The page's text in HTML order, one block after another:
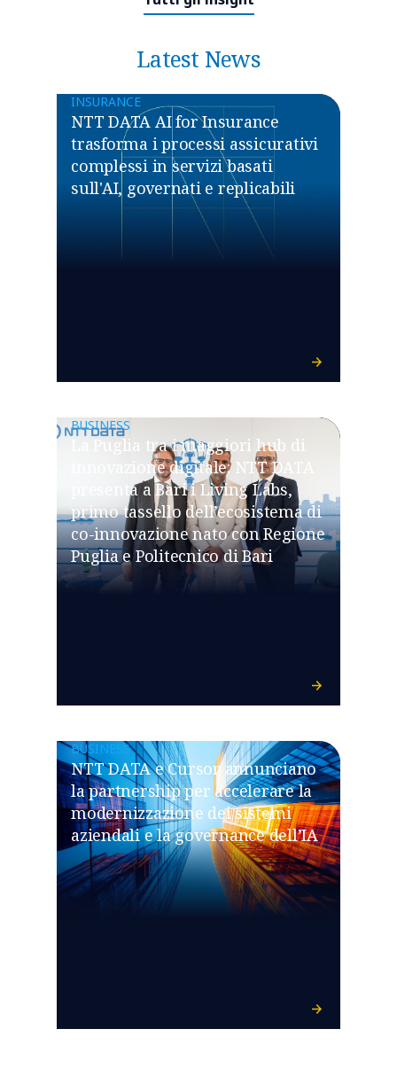
Latest News
INSURANCE
NTT DATA AI for Insurance
trasforma i processi assicurativi
complessi in servizi basati
sull'AI, governati e replicabili
BUSINESS
La Puglia tra i maggiori hub di
innovazione digitale: NTT DATA
presenta a Bari i Living Labs,
primo tassello dell’ecosistema di
co-innovazione nato con Regione
Puglia e Politecnico di Bari
BUSINESS
NTT DATA e Cursor annunciano
la partnership per accelerare la
modernizzazione dei sistemi
aziendali e la governance dell’IA